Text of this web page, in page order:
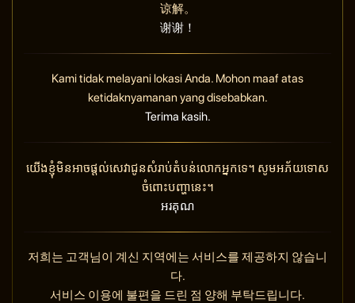
谅解。
谢谢！
Kami tidak melayani lokasi Anda. Mohon maaf atas
ketidaknyamanan yang disebabkan.
Terima kasih.
យើងខ្ញុំមិនអាចផ្តល់សេវាជូនសំរាប់តំបន់លោកអ្នកទេ។ សូមអភ័យទោស
ចំពោះបញ្ហានេះ។
អរគុណ
저희는 고객님이 계신 지역에는 서비스를 제공하지 않습니
다.
서비스 이용에 불편을 드린 점 양해 부탁드립니다.